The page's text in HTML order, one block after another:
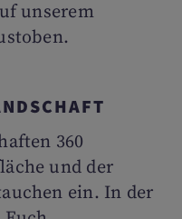
unserem
360
und der
ein. In der